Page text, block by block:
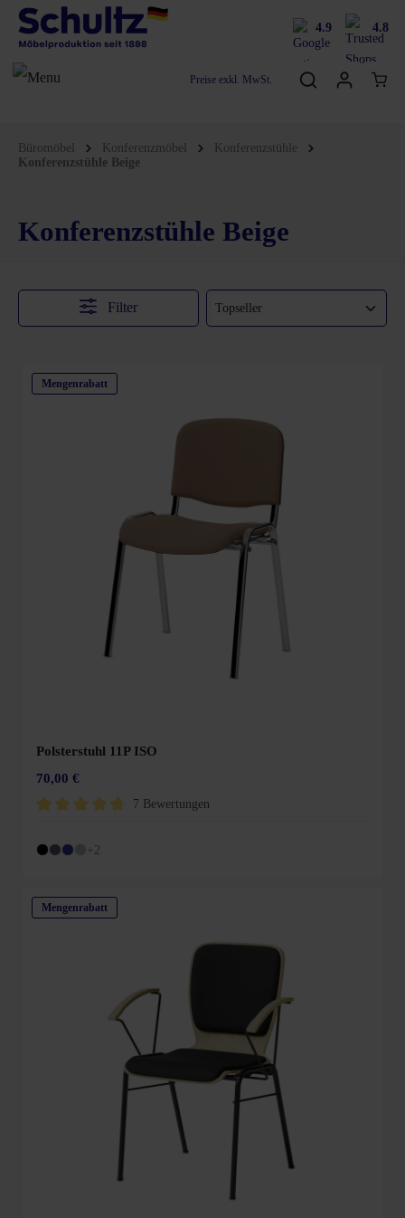
4.9 4.8
Preise exkl. MwSt.
Büromöbel Konferenzmöbel
Konferenzstühle
Konferenzstühle Beige
Konferenzstühle Beige
Filter
Mengenrabatt
Polsterstuhl 11P ISO
70,00 €
7 Bewertungen
+2
Mengenrabatt